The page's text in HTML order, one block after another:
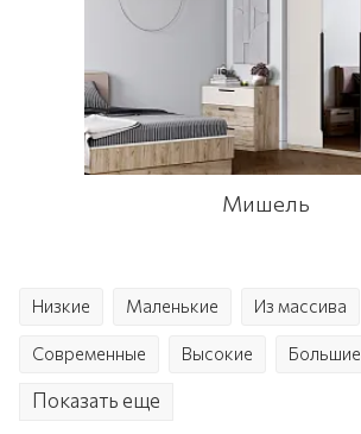
Мишель
Низкие Маленькие Из массива
Современные Высокие Большие
Шкафы витрины
Показать еще